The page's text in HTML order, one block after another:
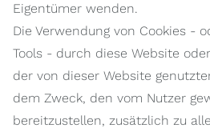
Eigentümer wenden.
Die Verwendung von Cookies -
Tools - durch diese Website
der von dieser Website
dem Zweck, den vom Nutzer
bereitzustellen, zusätzlich zu